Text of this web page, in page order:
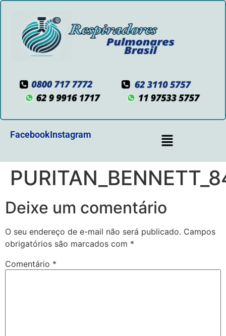
FacebookInstagram
Deixe um comentário
O seu endereço de e-mail não será publicado. Campos
obrigatórios são marcados com *
Comentário *